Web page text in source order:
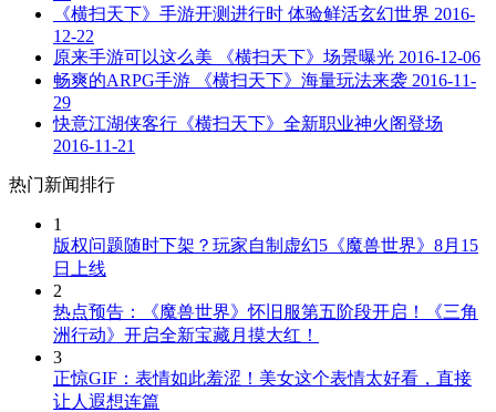
《横扫天下》手游开测进行时 体验鲜活玄幻世界 2016-
12-22
原来手游可以这么美 《横扫天下》场景曝光 2016-12-06
畅爽的ARPG手游 《横扫天下》海量玩法来袭 2016-11-
29
快意江湖侠客行《横扫天下》全新职业神火阁登场
2016-11-21
热门新闻排行
1
版权问题随时下架？玩家自制虚幻5《魔兽世界》8月15
日上线
2
热点预告：《魔兽世界》怀旧服第五阶段开启！《三角
洲行动》开启全新宝藏月摸大红！
3
正惊GIF：表情如此羞涩！美女这个表情太好看，直接
让人遐想连篇